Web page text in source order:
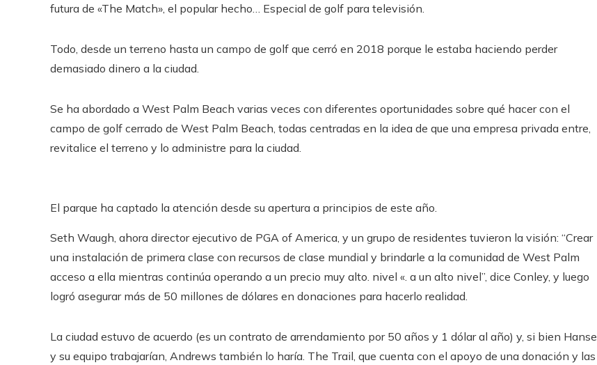
futura de «The Match», el popular hecho… Especial de golf para televisión.
Todo, desde un terreno hasta un campo de golf que cerró en 2018 porque le estaba haciendo perder
demasiado dinero a la ciudad.
Se ha abordado a West Palm Beach varias veces con diferentes oportunidades sobre qué hacer con el
campo de golf cerrado de West Palm Beach, todas centradas en la idea de que una empresa privada entre,
revitalice el terreno y lo administre para la ciudad.
El parque ha captado la atención desde su apertura a principios de este año.
Seth Waugh, ahora director ejecutivo de PGA of America, y un grupo de residentes tuvieron la visión: “Crear
una instalación de primera clase con recursos de clase mundial y brindarle a la comunidad de West Palm
acceso a ella mientras continúa operando a un precio muy alto. nivel «. a un alto nivel”, dice Conley, y luego
logró asegurar más de 50 millones de dólares en donaciones para hacerlo realidad.
La ciudad estuvo de acuerdo (es un contrato de arrendamiento por 50 años y 1 dólar al año) y, si bien Hanse
y su equipo trabajarían, Andrews también lo haría. The Trail, que cuenta con el apoyo de una donación y las